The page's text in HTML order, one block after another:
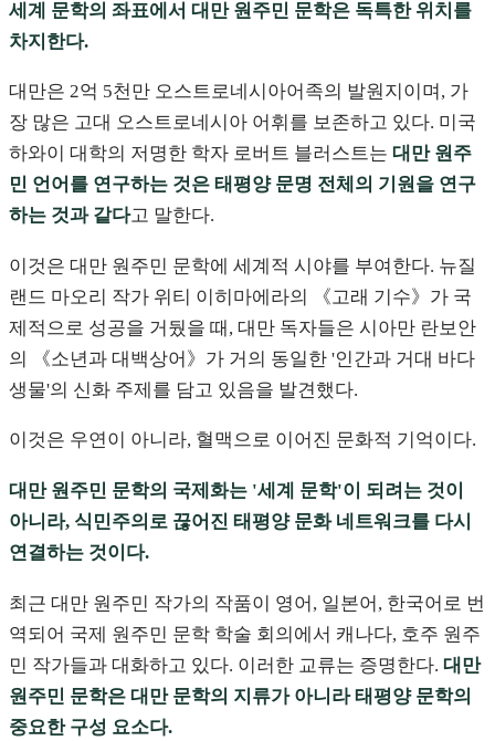
세계 문학의 좌표에서 대만 원주민 문학은 독특한 위치를
차지한다.
대만은 2억 5천만 오스트로네시아어족의 발원지이며, 가
장 많은 고대 오스트로네시아 어휘를 보존하고 있다. 미국
하와이 대학의 저명한 학자 로버트 블러스트는 대만 원주
민 언어를 연구하는 것은 태평양 문명 전체의 기원을 연구
하는 것과 같다고 말한다.
이것은 대만 원주민 문학에 세계적 시야를 부여한다. 뉴질
랜드 마오리 작가 위티 이히마에라의 《고래 기수》가 국
제적으로 성공을 거뒀을 때, 대만 독자들은 시아만 란보안
의 《소년과 대백상어》가 거의 동일한 '인간과 거대 바다
생물'의 신화 주제를 담고 있음을 발견했다.
이것은 우연이 아니라, 혈맥으로 이어진 문화적 기억이다.
대만 원주민 문학의 국제화는 '세계 문학'이 되려는 것이
아니라, 식민주의로 끊어진 태평양 문화 네트워크를 다시
연결하는 것이다.
최근 대만 원주민 작가의 작품이 영어, 일본어, 한국어로 번
역되어 국제 원주민 문학 학술 회의에서 캐나다, 호주 원주
민 작가들과 대화하고 있다. 이러한 교류는 증명한다. 대만
원주민 문학은 대만 문학의 지류가 아니라 태평양 문학의
중요한 구성 요소다.